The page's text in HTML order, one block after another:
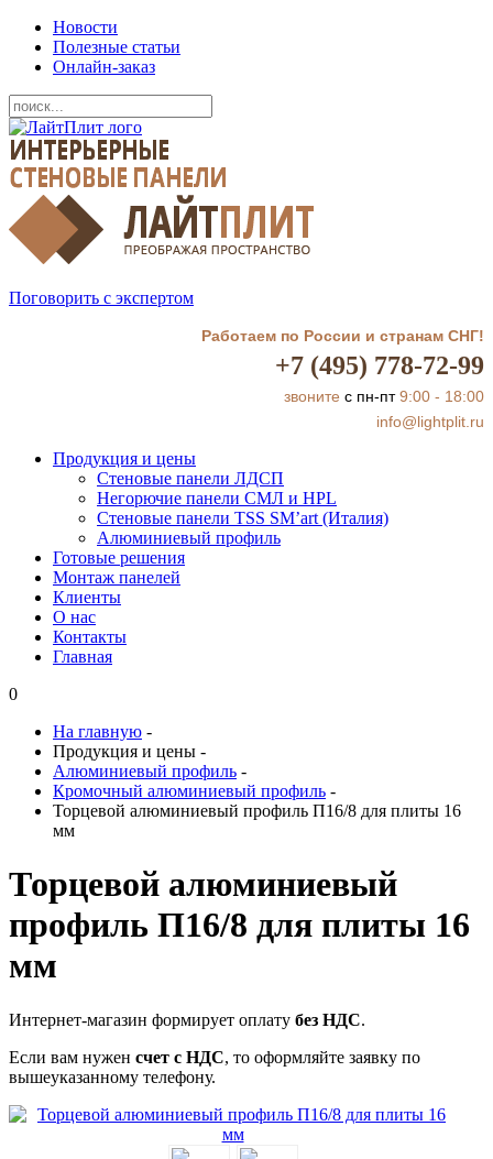
Новости
Полезные статьи
Онлайн-заказ
Поговорить с экспертом
Работаем по России и странам СНГ!
+7 (495) 778-72-99
звоните с пн-пт9:00 - 18:00
info@lightplit.ru
Продукция и цены
Стеновые панели ЛДСП
Негорючие панели СМЛ и HPL
Стеновые панели TSS SM’art (Италия)
Алюминиевый профиль
Готовые решения
Монтаж панелей
Клиенты
О нас
Контакты
Главная
0
На главную -
Продукция и цены -
Алюминиевый профиль -
Кромочный алюминиевый профиль -
Торцевой алюминиевый профиль П16/8 для плиты 16
мм
Торцевой алюминиевый
профиль П16/8 для плиты 16
мм
Интернет-магазин формирует оплату без НДС.
Если вам нужен счет с НДС, то оформляйте заявку по
вышеуказанному телефону.